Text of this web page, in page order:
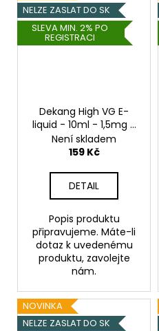
NELZE ZASLAT DO SK
SLEVA MIN. 2% PO
REGISTRACI
Dekang High VG E-
liquid - 10ml - 1,5mg -
Shaking Cherry
(Koktejlová třešeň)
Není skladem
159 Kč
DETAIL
Popis produktu
připravujeme. Máte-li
dotaz k uvedenému
produktu, zavolejte
nám.
NOVINKA
NELZE ZASLAT DO SK